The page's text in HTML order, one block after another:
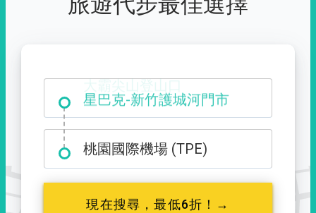
大霸尖山登山口
桃園國際機場 (TPE)
現在搜尋，最低6折！→